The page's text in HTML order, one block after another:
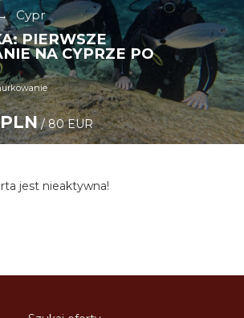
Cypr
PIERWSZE
NA CYPRZE PO
/ 80 EUR
jest nieaktywna!